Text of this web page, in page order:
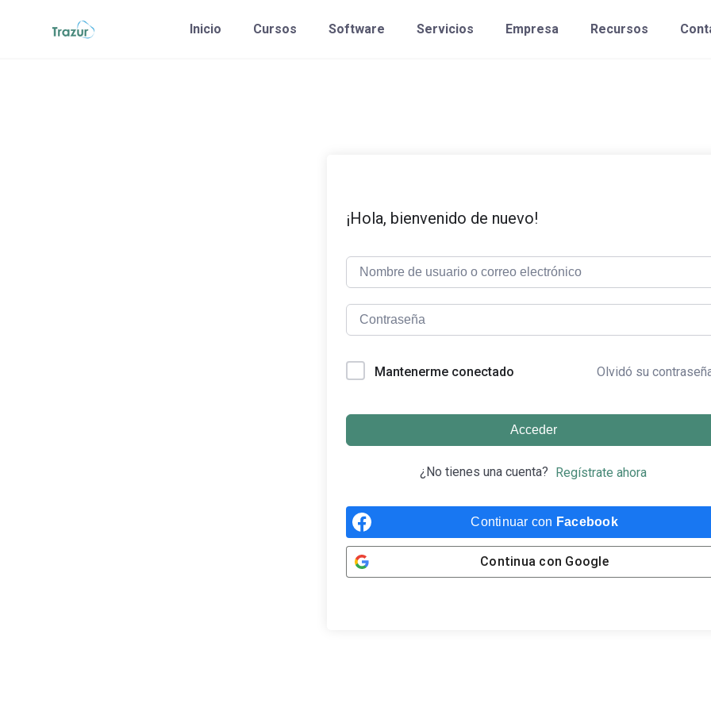
Inicio Cursos Software Servicios Empresa Recursos
¡Hola, bienvenido de nuevo!
Mantenerme conectado Olvidó su
Acceder
¿No tienes una cuenta? Regístrate ahora
Continuar con Facebook
Continua con Google